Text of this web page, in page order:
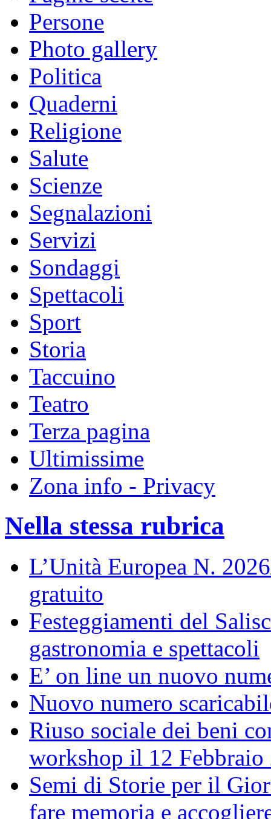
Persone
Photo gallery
Politica
Quaderni
Religione
Salute
Scienze
Segnalazioni
Servizi
Sondaggi
Spettacoli
Sport
Storia
Taccuino
Teatro
Terza pagina
Ultimissime
Zona info - Privacy
Nella stessa rubrica
L’Unità Europea N.
gratuito
Festeggiamenti del
gastronomia e spettacoli
E’ on line un nuovo
Nuovo numero
Riuso sociale dei beni
workshop il 12 Febbraio
Semi di Storie per il
fare memoria e